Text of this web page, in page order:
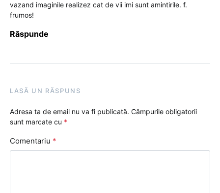
vazand imaginile realizez cat de vii imi sunt amintirile. f.
frumos!
Răspunde
LASĂ UN RĂSPUNS
Adresa ta de email nu va fi publicată. Câmpurile obligatorii
sunt marcate cu *
Comentariu *